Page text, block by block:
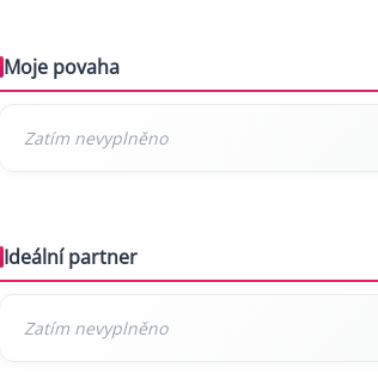
Moje povaha
Ideální partner